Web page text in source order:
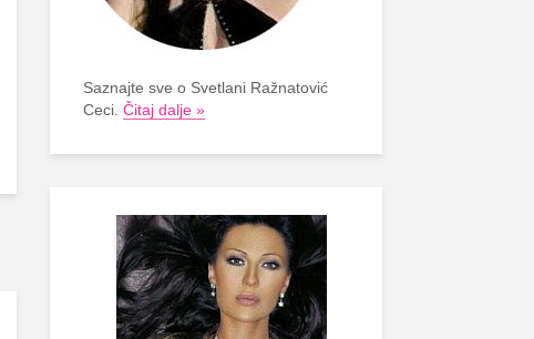
Saznajte sve o Svetlani Ražnatović
Ceci. Čitaj dalje »